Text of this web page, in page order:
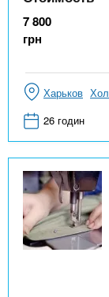
7 800
грн
Харьков
26 годин